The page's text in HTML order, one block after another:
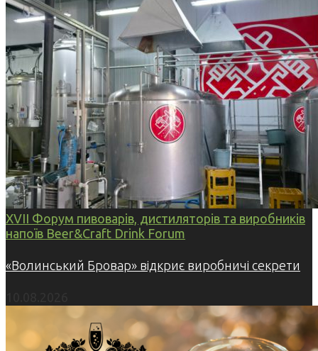
XVII Форум пивоварів, дистиляторів та виробників
напоїв Beer&Craft Drink Forum
«Волинський Бровар» відкриє виробничі секрети